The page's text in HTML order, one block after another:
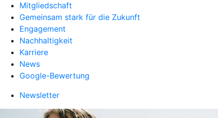
Mitgliedschaft
Gemeinsam stark für die Zukunft
Engagement
Nachhaltigkeit
Karriere
News
Google-Bewertung
Newsletter